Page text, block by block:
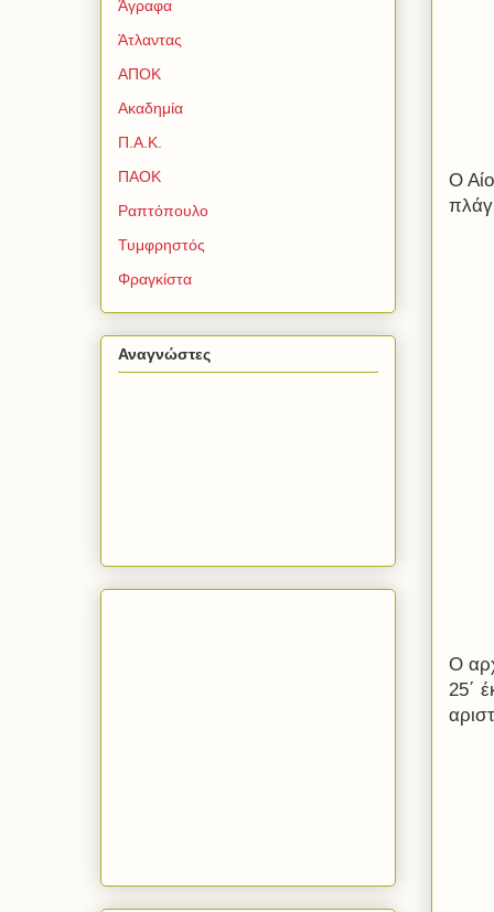
Ο
Ο
25΄
Άγραφα
Άτλαντας
ΑΠΟΚ
Ακαδημία
Π.Α.Κ.
ΠΑΟΚ
Ραπτόπουλο
Τυμφρηστός
Φραγκίστα
Αναγνώστες